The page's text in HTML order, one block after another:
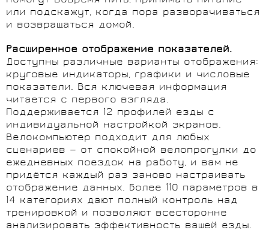
или подскажут, когда пора разворачиваться
и возвращаться домой.
Расширенное отображение показателей.
Доступны различные варианты отображения:
круговые индикаторы, графики и числовые
показатели. Вся ключевая информация
читается с первого взгляда.
Поддерживается 12 профилей езды с
индивидуальной настройкой экранов.
Велокомпьютер подходит для любых
сценариев — от спокойной велопрогулки до
ежедневных поездок на работу, и вам не
придётся каждый раз заново настраивать
отображение данных. Более 110 параметров в
14 категориях дают полный контроль над
тренировкой и позволяют всесторонне
анализировать эффективность вашей езды.